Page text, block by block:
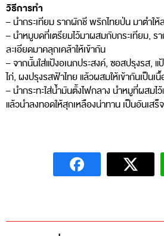
วิธีการทำ
– นำกระเทียม รากผักชี พริกไทยป่น มาตำให้
– นำหมูบดที่เตรียมไว้มาผสมกับกระเทียม,
ละเอียดมาคลุกเคล้าให้เข้ากัน
– จากนั้นใส่แป้งอเนกประสงค์, ซอสปรุงรส, แ
ไก่, ผงปรุงรสฟ้าไทย แล้วผสมให้เข้ากันเป็นเ
– นำกระทะใส่น้ำมันตั้งไฟกลาง นำหมูที่ผสม
แล้วนำลงทอดให้สุกเหลืองน่าทาน เป็นอันเส